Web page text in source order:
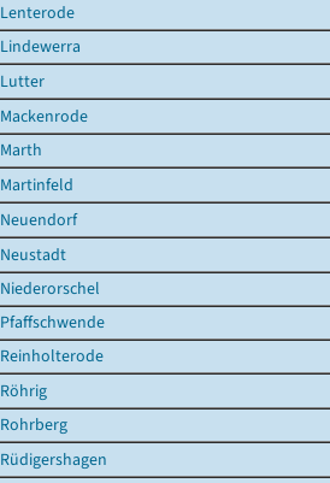
Lenterode
Lindewerra
Lutter
Mackenrode
Marth
Martinfeld
Neuendorf
Neustadt
Niederorschel
Pfaffschwende
Reinholterode
Röhrig
Rohrberg
Rüdigershagen